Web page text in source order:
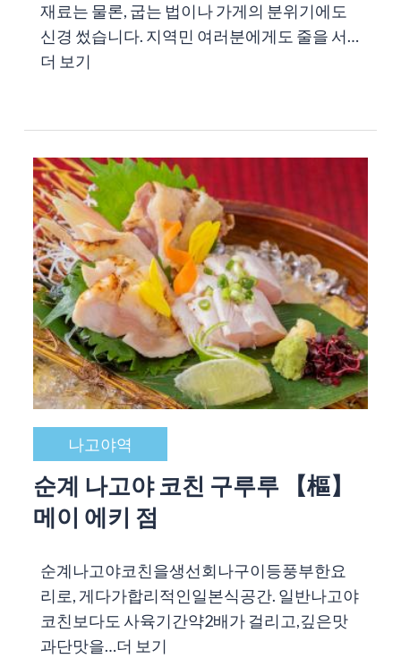
재료는 물론, 굽는 법이나 가게의 분위기에도
신경 썼습니다. 지역민 여러분에게도 줄을 서…
더 보기
나고야역
순계 나고야 코친 구루루 【樞】
메이 에키 점
순계나고야코친을생선회나구이등풍부한요
리로, 게다가합리적인일본식공간. 일반나고야
코친보다도 사육기간약2배가 걸리고,깊은맛
과단맛을…더 보기